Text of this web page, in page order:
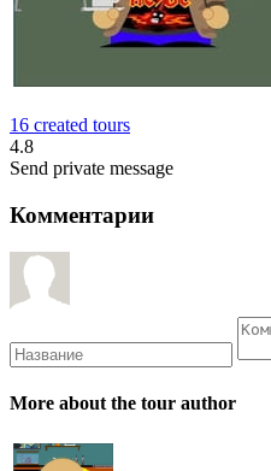
16 created tours
4.8
Send private message
Комментарии
More about the tour author